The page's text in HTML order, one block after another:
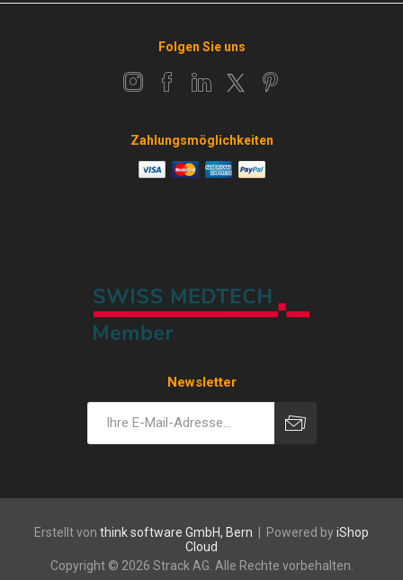
Folgen Sie uns
Zahlungsmöglichkeiten
Newsletter
Erstellt von think software GmbH, Bern | Powered byiShop
Cloud
Copyright © 2026 Strack AG. Alle Rechte vorbehalten.